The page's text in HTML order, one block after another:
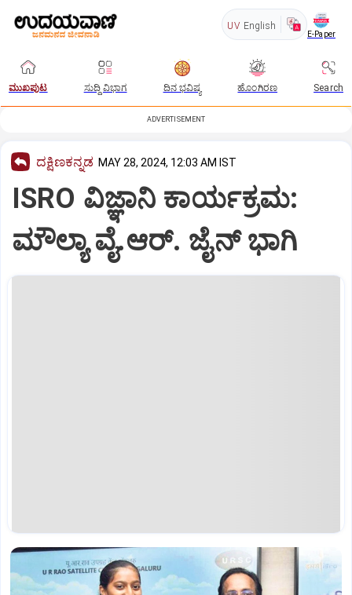
UV English
E-Paper
ಮುಖಪುಟ ಸುದ್ದಿ ವಿಭಾಗ ದಿನ ಭವಿಷ್ಯ ಹೊಂಗಿರಣ Search
ADVERTISEMENT
ದಕ್ಷಿಣಕನ್ನಡ MAY 28, 2024, 12:03 AM IST
ISRO ವಿಜ್ಞಾನಿ ಕಾರ್ಯಕ್ರಮ:
ಮೌಲ್ಯಾ ವೈ.ಆರ್‌. ಜೈನ್‌ ಭಾಗಿ